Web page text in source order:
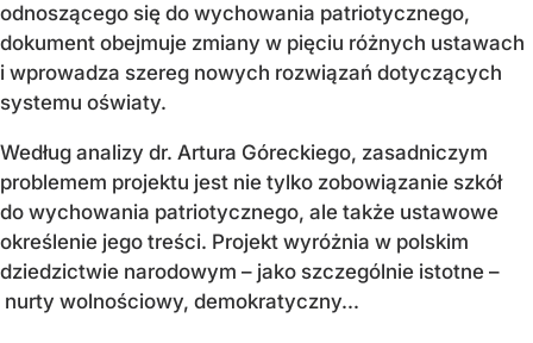
odnoszącego się do wychowania patriotycznego,
dokument obejmuje zmiany w pięciu różnych ustawach
i wprowadza szereg nowych rozwiązań dotyczących
systemu oświaty.
Według analizy dr. Artura Góreckiego, zasadniczym
problemem projektu jest nie tylko zobowiązanie szkół
do wychowania patriotycznego, ale także ustawowe
określenie jego treści. Projekt wyróżnia w polskim
dziedzictwie narodowym – jako szczególnie istotne –
nurty wolnościowy, demokratyczny...